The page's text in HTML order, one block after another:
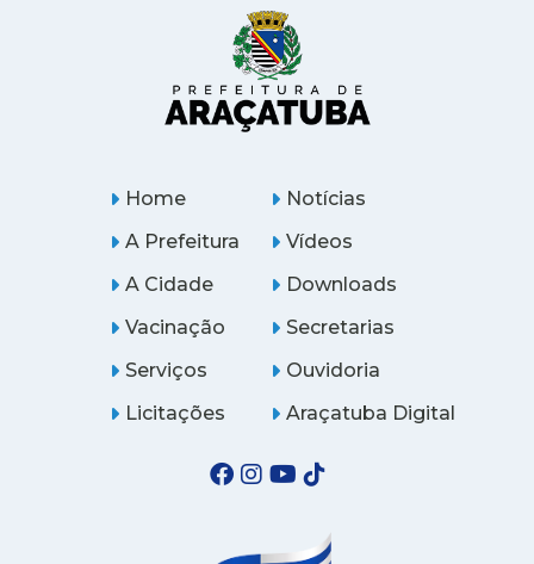
Home
A Prefeitura
A Cidade
Notícias
Vídeos
Downloads
Vacinação
Serviços
Licitações
Secretarias
Ouvidoria
Araçatuba Digital